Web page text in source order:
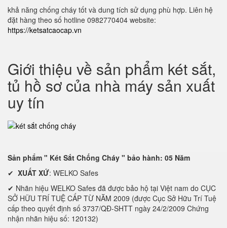
khả năng chống cháy tốt và dung tích sử dụng phù hợp. Liên hệ
đặt hàng theo số hotline 0982770404 website:
https://ketsatcaocap.vn
Giới thiệu về sản phẩm két sắt,
tủ hồ sơ của nhà máy sản xuất
uy tín
Sản phẩm " Két Sắt Chống Cháy " bảo hành: 05 Năm
✔ XUẤT XỨ: WELKO Safes
✔ Nhãn hiệu WELKO Safes đã được bảo hộ tại Việt nam do CỤC
SỞ HỮU TRÍ TUỆ CẤP TỪ NĂM 2009 (được Cục Sở Hữu Trí Tuệ
cấp theo quyết định số 3737/QĐ-SHTT ngày 24/2/2009 Chứng
nhận nhãn hiệu số: 120132)